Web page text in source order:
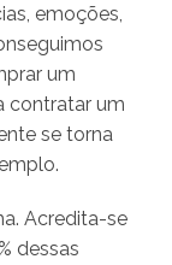
emoções,
um
contratar um
se torna
Acredita-se
dessas